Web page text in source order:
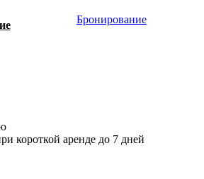
Бронирование
короткой аренде до 7 дней